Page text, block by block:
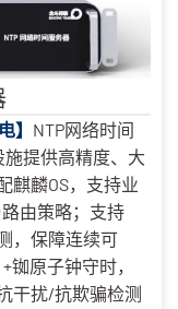
】 NTP网络时间
施提供高精度、大
麒麟OS，支持业
由策略；支持
，保障连续可
铷原子钟守时，
干扰/抗欺骗检测